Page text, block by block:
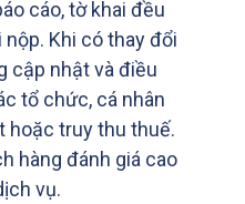
cáo, tờ khai đều
Khi có thay đổi
cập nhật và điều
tổ chức, cá nhân
hoặc truy thu thuế.
hàng đánh giá cao
vụ.